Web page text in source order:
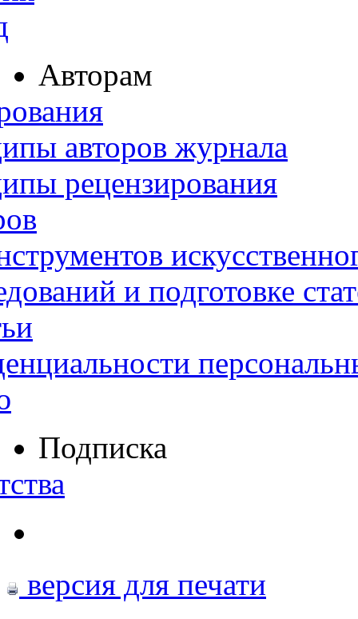
Авторам
авторов журнала
рецензирования
и подготовке
Подписка
версия для печати